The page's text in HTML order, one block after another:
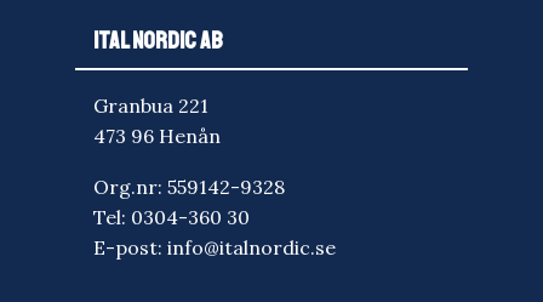
ITAL NORDIC AB
Granbua 221
473 96 Henån
Org.nr: 559142-9328
Tel: 0304-360 30
E-post: info@italnordic.se